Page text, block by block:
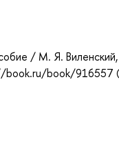
/ М. Я. Виленский,
book.ru/book/916557